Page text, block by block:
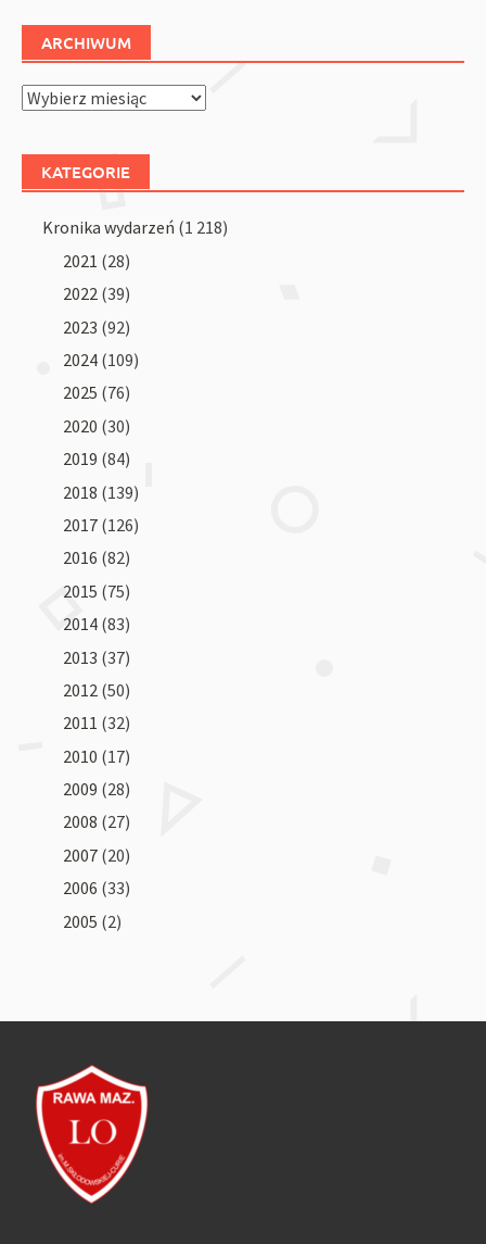
ARCHIWUM
Archiwum
KATEGORIE
Kronika wydarzeń (1 218)
2021 (28)
2022 (39)
2023 (92)
2024 (109)
2025 (76)
2020 (30)
2019 (84)
2018 (139)
2017 (126)
2016 (82)
2015 (75)
2014 (83)
2013 (37)
2012 (50)
2011 (32)
2010 (17)
2009 (28)
2008 (27)
2007 (20)
2006 (33)
2005 (2)